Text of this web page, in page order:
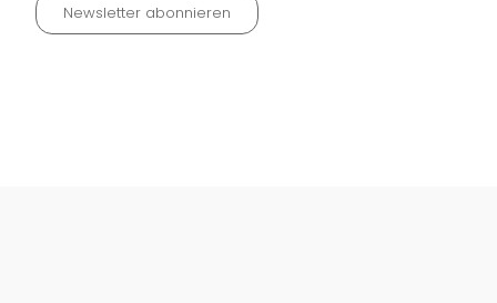
Newsletter abonnieren